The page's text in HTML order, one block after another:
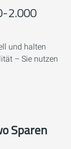
2.000
und halten
– Sie nutzen
Sparen